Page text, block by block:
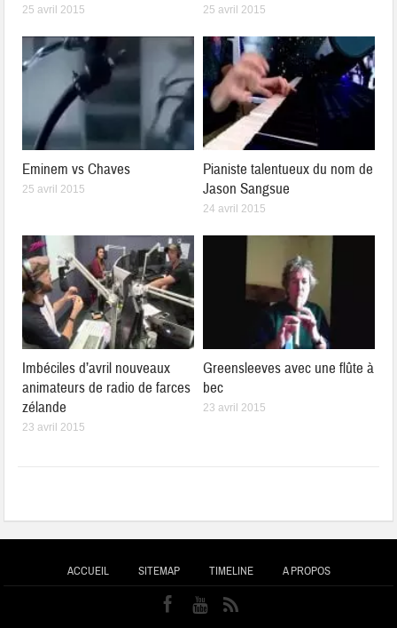
25 avril 2015 25 avril 2015
Eminem vs Chaves
25 avril 2015
Pianiste talentueux du nom de
Jason Sangsue
24 avril 2015
Imbéciles d’avril nouveaux
animateurs de radio de farces
zélande
23 avril 2015
Greensleeves avec une flûte à
bec
23 avril 2015
ACCUEIL SITEMAP TIMELINE A PROPOS